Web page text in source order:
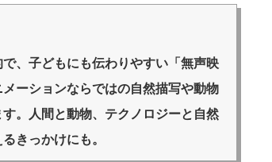
、子どもにも伝わりやすい「無声映
ーションならではの自然描写や動物
。人間と動物、テクノロジーと自然
きっかけにも。